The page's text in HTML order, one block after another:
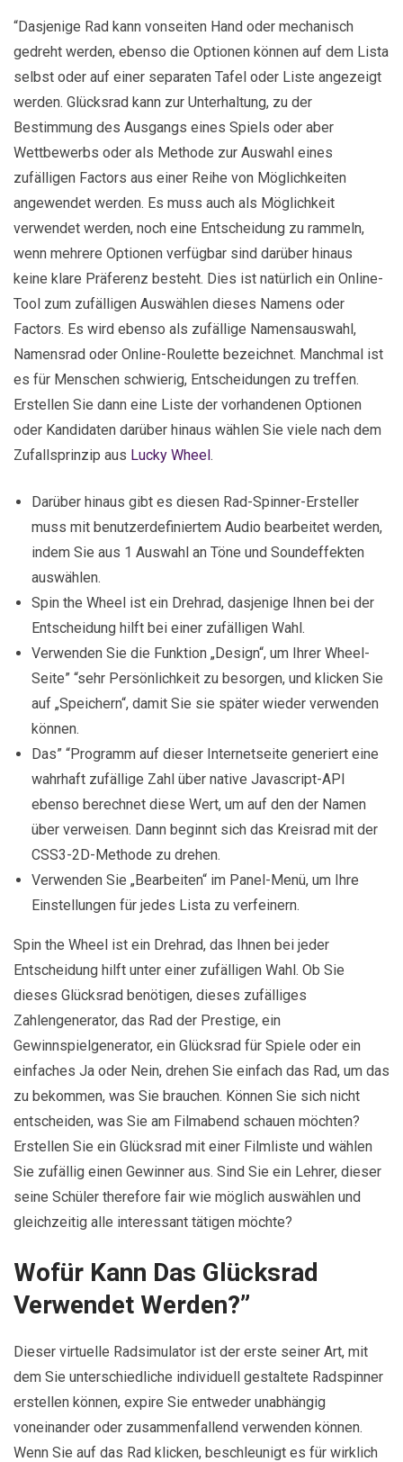
“Dasjenige Rad kann vonseiten Hand oder mechanisch
gedreht werden, ebenso die Optionen können auf dem Lista
selbst oder auf einer separaten Tafel oder Liste angezeigt
werden. Glücksrad kann zur Unterhaltung, zu der
Bestimmung des Ausgangs eines Spiels oder aber
Wettbewerbs oder als Methode zur Auswahl eines
zufälligen Factors aus einer Reihe von Möglichkeiten
angewendet werden. Es muss auch als Möglichkeit
verwendet werden, noch eine Entscheidung zu rammeln,
wenn mehrere Optionen verfügbar sind darüber hinaus
keine klare Präferenz besteht. Dies ist natürlich ein Online-
Tool zum zufälligen Auswählen dieses Namens oder
Factors. Es wird ebenso als zufällige Namensauswahl,
Namensrad oder Online-Roulette bezeichnet. Manchmal ist
es für Menschen schwierig, Entscheidungen zu treffen.
Erstellen Sie dann eine Liste der vorhandenen Optionen
oder Kandidaten darüber hinaus wählen Sie viele nach dem
Zufallsprinzip aus Lucky Wheel.
Darüber hinaus gibt es diesen Rad-Spinner-Ersteller
muss mit benutzerdefiniertem Audio bearbeitet werden,
indem Sie aus 1 Auswahl an Töne und Soundeffekten
auswählen.
Spin the Wheel ist ein Drehrad, dasjenige Ihnen bei der
Entscheidung hilft bei einer zufälligen Wahl.
Verwenden Sie die Funktion „Design“, um Ihrer Wheel-
Seite” “sehr Persönlichkeit zu besorgen, und klicken Sie
auf „Speichern“, damit Sie sie später wieder verwenden
können.
Das” “Programm auf dieser Internetseite generiert eine
wahrhaft zufällige Zahl über native Javascript-API
ebenso berechnet diese Wert, um auf den der Namen
über verweisen. Dann beginnt sich das Kreisrad mit der
CSS3-2D-Methode zu drehen.
Verwenden Sie „Bearbeiten“ im Panel-Menü, um Ihre
Einstellungen für jedes Lista zu verfeinern.
Spin the Wheel ist ein Drehrad, das Ihnen bei jeder
Entscheidung hilft unter einer zufälligen Wahl. Ob Sie
dieses Glücksrad benötigen, dieses zufälliges
Zahlengenerator, das Rad der Prestige, ein
Gewinnspielgenerator, ein Glücksrad für Spiele oder ein
einfaches Ja oder Nein, drehen Sie einfach das Rad, um das
zu bekommen, was Sie brauchen. Können Sie sich nicht
entscheiden, was Sie am Filmabend schauen möchten?
Erstellen Sie ein Glücksrad mit einer Filmliste und wählen
Sie zufällig einen Gewinner aus. Sind Sie ein Lehrer, dieser
seine Schüler therefore fair wie möglich auswählen und
gleichzeitig alle interessant tätigen möchte?
Wofür Kann Das Glücksrad
Verwendet Werden?”
Dieser virtuelle Radsimulator ist der erste seiner Art, mit
dem Sie unterschiedliche individuell gestaltete Radspinner
erstellen können, expire Sie entweder unabhängig
voneinander oder zusammenfallend verwenden können.
Wenn Sie auf das Rad klicken, beschleunigt es für wirklich